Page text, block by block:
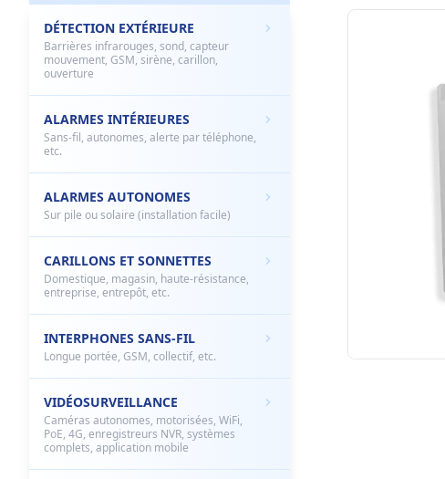
DÉTECTION EXTÉRIEURE
Barrières infrarouges, sond, capteur
mouvement, GSM, sirène, carillon,
ouverture
ALARMES INTÉRIEURES
Sans-fil, autonomes, alerte par téléphone,
etc.
ALARMES AUTONOMES
Sur pile ou solaire (installation facile)
CARILLONS ET SONNETTES
Domestique, magasin, haute-résistance,
entreprise, entrepôt, etc.
INTERPHONES SANS-FIL
Longue portée, GSM, collectif, etc.
VIDÉOSURVEILLANCE
Caméras autonomes, motorisées, WiFi,
PoE, 4G, enregistreurs NVR, systèmes
complets, application mobile